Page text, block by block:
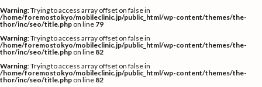
Warning: Trying to access array offset on false in
/home/foremostokyo/mobileclinic.jp/public_html/wp-content/themes/the-
thor/inc/seo/title.php on line 79
Warning: Trying to access array offset on false in
/home/foremostokyo/mobileclinic.jp/public_html/wp-content/themes/the-
thor/inc/seo/title.php on line 82
Warning: Trying to access array offset on false in
/home/foremostokyo/mobileclinic.jp/public_html/wp-content/themes/the-
thor/inc/seo/title.php on line 82
カテゴリー
タグ
30FTコンテナ MOBILE CLINIC